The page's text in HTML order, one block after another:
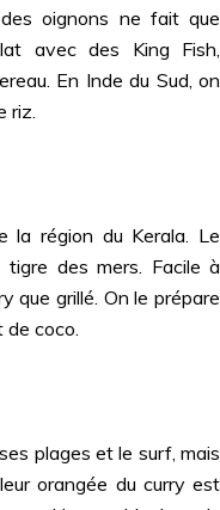
des oignons ne fait que
avec des King Fish,
En Inde du Sud, on
riz.
la région du Kerala. Le
des mers. Facile à
que grillé. On le prépare
coco.
plages et le surf, mais
orangée du curry est